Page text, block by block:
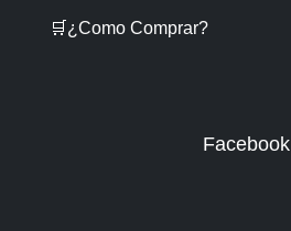
🛒¿Como Comprar?
Facebook